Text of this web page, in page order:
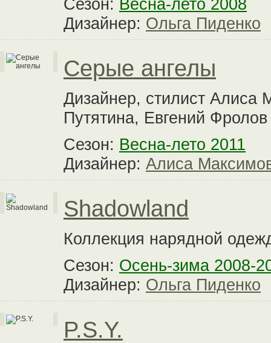
Сезон: Весна-лето 2008
Дизайнер: Ольга Пиденко
Серые ангелы
Дизайнер, стилист Алиса
Путятина, Евгений Фролов
Сезон: Весна-лето 2011
Дизайнер: Алиса
Shadowland
Коллекция нарядной
Сезон: Осень-зима 2008-
Дизайнер: Ольга Пиденко
P.S.Y.